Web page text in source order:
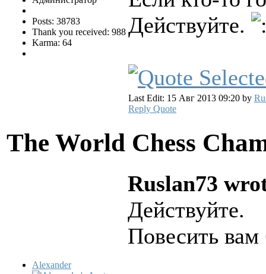
Posts: 38783
Thank you received: 988
Karma: 64
Действуйте.
Last Edit: 15 Авг 2013 09:20 by
Reply Quote
The World Chess
Alexander
Ruslan73
Действуйте.
Повесить